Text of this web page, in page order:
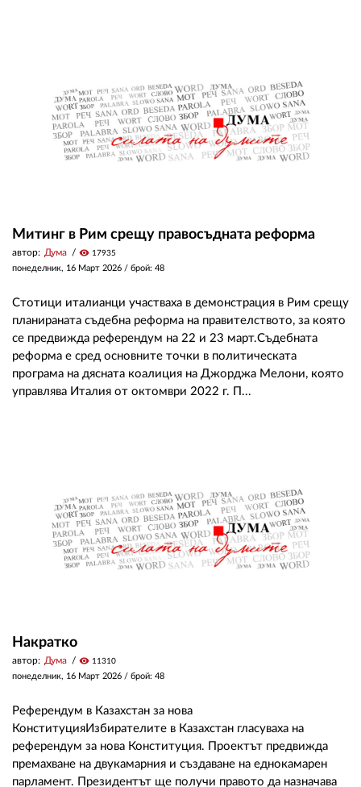
Митинг в Рим срещу правосъдната реформа
автор: Дума visibility 17935
понеделник, 16 Март 2026 / брой: 48
Стотици италианци участваха в демонстрация в Рим срещу
планираната съдебна реформа на правителството, за която
се предвижда референдум на 22 и 23 март.Съдебната
реформа е сред основните точки в политическата
програма на дясната коалиция на Джорджа Мелони, която
управлява Италия от октомври 2022 г. П...
Накратко
автор: Дума visibility 11310
понеделник, 16 Март 2026 / брой: 48
Референдум в Казахстан за нова
КонституцияИзбирателите в Казахстан гласуваха на
референдум за нова Конституция. Проектът предвижда
премахване на двукамарния и създаване на еднокамарен
парламент. Президентът ще получи правото да назначава